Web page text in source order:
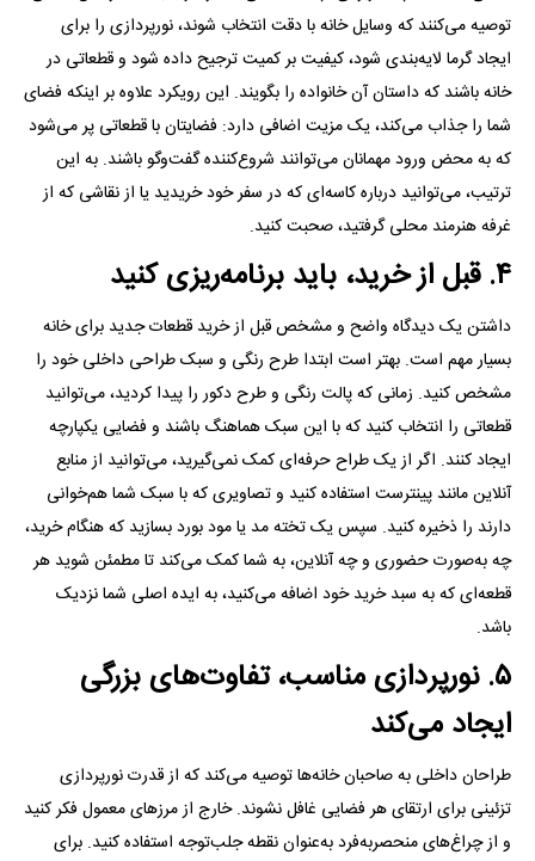
توصیه می‌کنند که وسایل خانه با دقت انتخاب شوند، نورپردازی را برای
ایجاد گرما لایه‌بندی شود، کیفیت بر کمیت ترجیح داده شود و قطعاتی در
خانه باشند که داستان آن خانواده را بگویند. این رویکرد علاوه بر اینکه فضای
شما را جذاب می‌کند، یک مزیت اضافی دارد: فضایتان با قطعاتی پر می‌شود
که به محض ورود مهمانان می‌توانند شروع‌کننده گفت‌و‌گو باشند. به این
ترتیب، می‌توانید درباره کاسه‌ای که در سفر خود خریدید یا از نقاشی که از
غرفه هنرمند محلی گرفتید، صحبت کنید.
۴. قبل از خرید، باید برنامه‌ریزی کنید
داشتن یک دیدگاه واضح و مشخص قبل از خرید قطعات جدید برای خانه
بسیار مهم است. بهتر است ابتدا طرح رنگی و سبک طراحی داخلی خود را
مشخص کنید. زمانی که پالت رنگی و طرح دکور را پیدا کردید، می‌توانید
قطعاتی را انتخاب کنید که با این سبک هماهنگ باشند و فضایی یکپارچه
ایجاد کنند. اگر از یک طراح حرفه‌ای کمک نمی‌گیرید، می‌توانید از منابع
آنلاین مانند پینترست استفاده کنید و تصاویری که با سبک شما هم‌خوانی
دارند را ذخیره کنید. سپس یک تخته مد یا مود بورد بسازید که هنگام خرید،
چه به‌صورت حضوری و چه آنلاین، به شما کمک می‌کند تا مطمئن شوید هر
قطعه‌ای که به سبد خرید خود اضافه می‌کنید، به ایده اصلی شما نزدیک
باشد.
۵. نورپردازی مناسب، تفاوت‌های بزرگی
ایجاد می‌کند
طراحان داخلی به صاحبان خانه‌ها توصیه می‌کند که از قدرت نورپردازی
تزئینی برای ارتقای هر فضایی غافل نشوند. خارج از مرز‌های معمول فکر کنید
و از چراغ‌های منحصر‌به‌فرد به‌عنوان نقطه جلب‌توجه استفاده کنید. برای